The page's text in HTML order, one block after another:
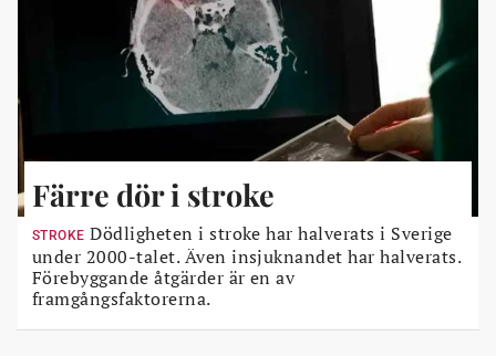
Färre dör i stroke
STROKE Dödligheten i stroke har halverats i Sverige
under 2000-talet. Även insjuknandet har halverats.
Förebyggande åtgärder är en av
framgångsfaktorerna.